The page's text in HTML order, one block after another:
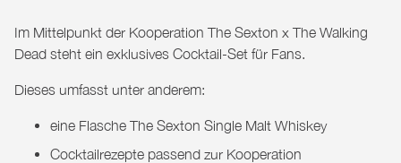
Im Mittelpunkt der Kooperation The Sexton x The Walking
Dead steht ein exklusives Cocktail-Set für Fans.
Dieses umfasst unter anderem:
eine Flasche The Sexton Single Malt Whiskey
Cocktailrezepte passend zur Kooperation